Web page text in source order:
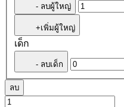
- ลบผู้ใหญ่
+เพิ่มผู้ใหญ่
เด็ก
- ลบเด็ก
ลบ